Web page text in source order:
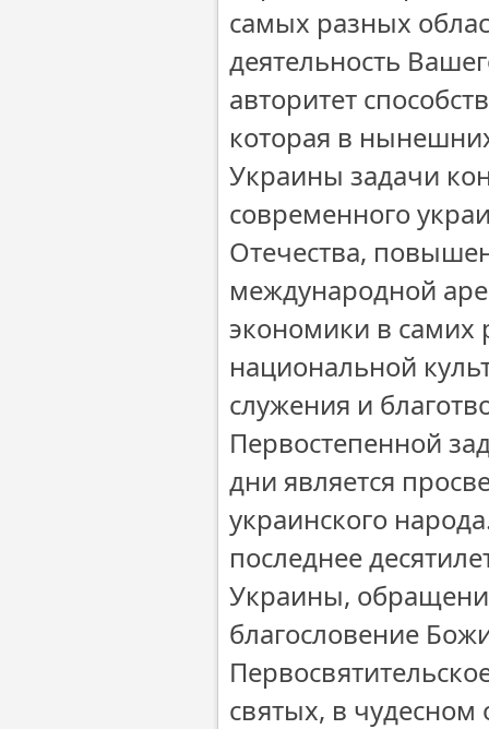
самых разных
деятельность
авторитет
которая в
Украины задачи
современного
Отечества,
международной
экономики в самих
национальной
служения и
Первостепенной
дни является
украинского
последнее
Украины,
благословение
святых, в